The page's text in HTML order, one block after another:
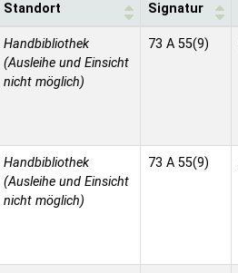
Standort Signatur
Handbibliothek
(Ausleihe und Einsicht
nicht möglich)
73 A 55(9)
Handbibliothek
(Ausleihe und Einsicht
nicht möglich)
73 A 55(9)